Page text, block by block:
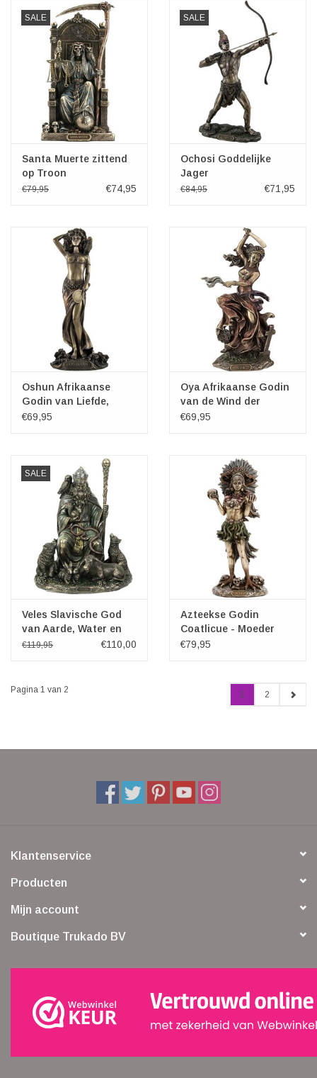
SALE
Santa Muerte zittend
op Troon
€79,95 €74,95
SALE
Ochosi Goddelijke
Jager
€84,95 €71,95
Oshun Afrikaanse
Godin van Liefde,
Schoonheid en Zoet
€69,95
Oya Afrikaanse Godin
van de Wind der
Verandering
€69,95
SALE
Veles Slavische God
van Aarde, Water en
Onderwereld
€119,95 €110,00
Azteekse Godin
Coatlicue - Moeder
van de Goden
€79,95
Pagina 1 van 2 1 2
Klantenservice
Producten
Mijn account
Boutique Trukado BV